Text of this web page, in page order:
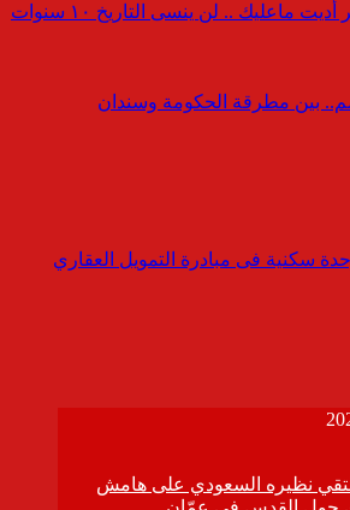
كلمة حق : د.شاكر أديت ماعليك .. لن ينسى التاريخ ١٠ سنوات
بين مطرقة الحكومة وسندان
سكنية فى مبادرة التمويل العقاري